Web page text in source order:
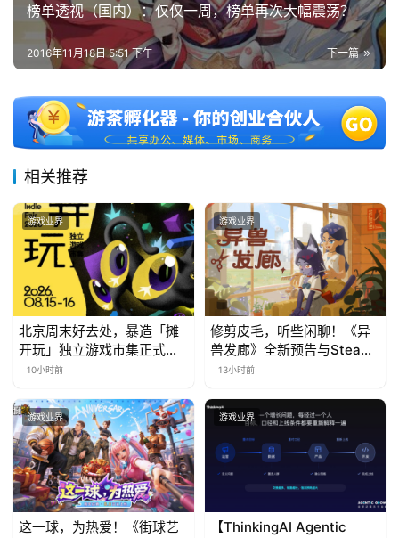
榜单透视（国内）：仅仅一周，榜单再次大幅震荡？
下一篇
2016年11月18日 5:51 下午
相关推荐
游戏业界
北京周末好去处，暴造「摊
开玩」独立游戏市集正式开
票！
10小时前
游戏业界
修剪皮毛，听些闲聊！《异
兽发廊》全新预告与Steam
免费试玩公开
13小时前
游戏业界
这一球，为热爱！《街球艺
游戏业界
【ThinkingAI Agentic